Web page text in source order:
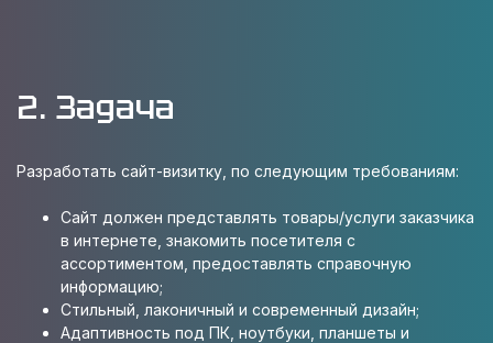
2. Задача
Разработать cайт-визитку, по следующим требованиям:
Сайт должен представлять товары/услуги заказчика
в интернете, знакомить посетителя с
ассортиментом, предоставлять справочную
информацию;
Стильный, лаконичный и современный дизайн;
Адаптивность под ПК, ноутбуки, планшеты и